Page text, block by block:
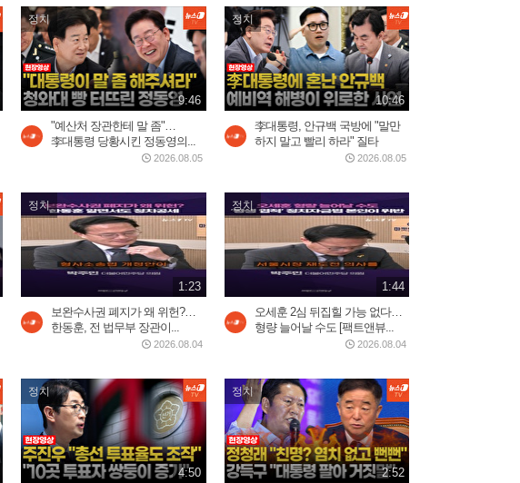
2:33
턱까지 차오른 물, 맨손으로
창문 뜯고 탈출…대홍수에...
2일 전
중국 현지에서 반응 난리난
2026.08.03
제니, 롤라팔루자 무슨 일...
美 혹평에 전 세계 팬들 '난리'
2026.08.04
2:20
만지작…"미사일 역량...
2026.07.30
5시간 밤샘 '필버' 나경
원…"IMF에 이은 JMF...
정치
9:46
"예산처 장관한테 말 좀"…
李대통령 당황시킨 정동영의...
2026.08.05
정치
10:46
李대통령, 안규백 국방에 "말만
하지 말고 빨리 하라" 질타
2026.08.05
정치
1:23
보완수사권 폐지가 왜 위헌?…
한동훈, 전 법무부 장관이...
2026.08.04
정치
1:44
오세훈 2심 뒤집힐 가능 없다…
형량 늘어날 수도 [팩트앤뷰...
2026.08.04
정치
4:50
정치
2:52